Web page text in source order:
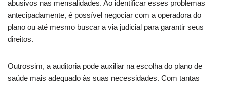
abusivos nas mensalidades. Ao identificar esses problemas
antecipadamente, é possível negociar com a operadora do
plano ou até mesmo buscar a via judicial para garantir seus
direitos.
Outrossim, a auditoria pode auxiliar na escolha do plano de
saúde mais adequado às suas necessidades. Com tantas